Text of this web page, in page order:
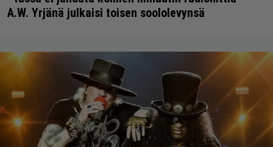
A.W. Yrjänä julkaisi toisen soololevynsä